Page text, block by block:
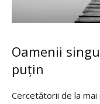
Oamenii
puțin
Cercetătorii de la